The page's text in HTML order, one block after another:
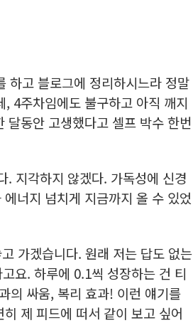
하고 블로그에 정리하시느라 정말
4주차임에도 불구하고 아직 깨지
동안 고생했다고 셀프 박수 한번
. 지각하지 않겠다. 가독성에 신경
너지 넘치게 지금까지 올 수 있었
가겠습니다. 원래 저는 답도 없는
요. 하루에 0.1씩 성장하는 건 티
의 싸움, 복리 효과! 이런 얘기를
제 피드에 떠서 같이 보고 싶어